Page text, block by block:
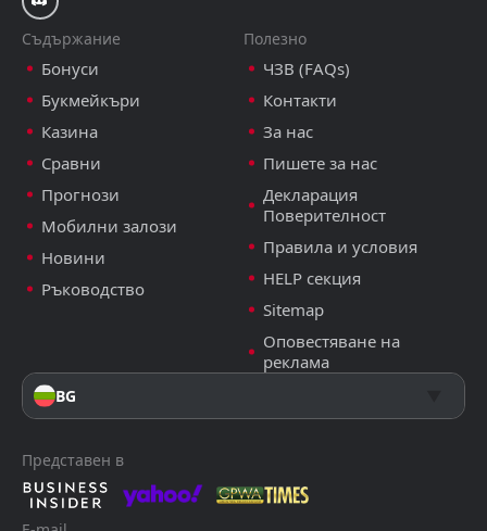
Съдържание
Бонуси
Букмейкъри
Казина
Сравни
Прогнози
Мобилни залози
Новини
Ръководство
Полезно
ЧЗВ (FAQs)
Контакти
За нас
Пишете за нас
Декларация
Поверителност
Правила и условия
HELP секция
Sitemap
Оповестяване на
реклама
BG
Представен в